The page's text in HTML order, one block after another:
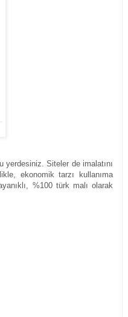
yerdesiniz. Siteler de imalatını
ekonomik tarzı kullanıma
%100 türk malı olarak